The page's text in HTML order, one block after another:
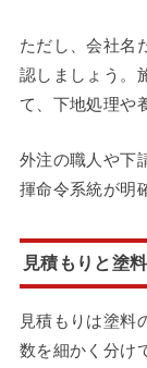
ただし、会社名
認しましょう。
て、下地処理や
外注の職人や下
揮命令系統が明
見積もりと塗
見積もりは塗料
数を細かく分け